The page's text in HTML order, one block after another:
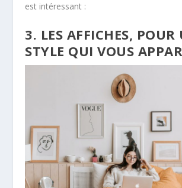
est intéressant :
3. LES AFFICHES, POUR
STYLE QUI VOUS